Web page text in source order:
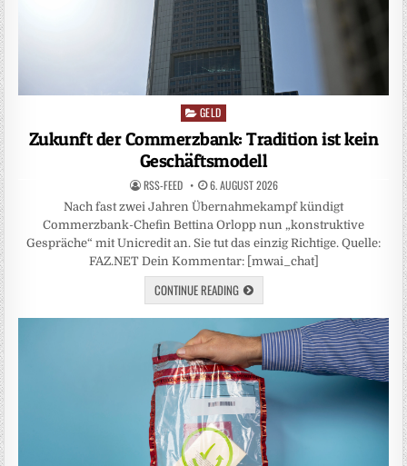
Posted
GELD
Zukunft der Commerzbank: Tradition ist kein
Geschäftsmodell
RSS-FEED 6. AUGUST 2026
Nach fast zwei Jahren Übernahmekampf kündigt
Commerzbank-Chefin Bettina Orlopp nun „konstruktive
Gespräche“ mit Unicredit an. Sie tut das einzig Richtige. Quelle:
FAZ.NET Dein Kommentar: [mwai_chat]
CONTINUE READING